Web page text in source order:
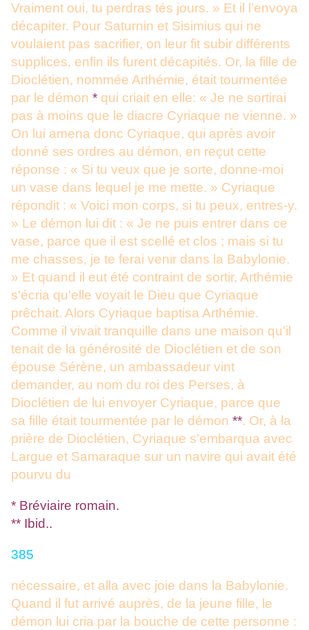
Vraiment oui, tu perdras tés jours. » Et il l’envoya
décapiter. Pour Saturnin et Sisimius qui ne
voulaient pas sacrifier, on leur fit subir différents
supplices, enfin ils furent décapités. Or, la fille de
Dioclétien, nommée Arthémie, était tourmentée
par le démon * qui criait en elle: « Je ne sortirai
pas à moins que le diacre Cyriaque ne vienne. »
On lui amena donc Cyriaque, qui après avoir
donné ses ordres au démon, en reçut cette
réponse : « Si tu veux que je sorte, donne-moi
un vase dans lequel je me mette. » Cyriaque
répondit : « Voici mon corps, si tu peux, entres-y.
» Le démon lui dit : « Je ne puis entrer dans ce
vase, parce que il est scellé et clos ; mais si tu
me chasses, je te ferai venir dans la Babylonie.
» Et quand il eut été contraint de sortir, Arthémie
s'écria qu'elle voyait le Dieu que Cyriaque
prêchait. Alors Cyriaque baptisa Arthémie.
Comme il vivait tranquille dans une maison qu'il
tenait de la générosité de Dioclétien et de son
épouse Sérène, un ambassadeur vint
demander, au nom du roi des Perses, à
Dioclétien de lui envoyer Cyriaque, parce que
sa fille était tourmentée par le démon **. Or, à la
prière de Dioclétien, Cyriaque s'embarqua avec
Largue et Samaraque sur un navire qui avait été
pourvu du
* Bréviaire romain.
** Ibid..
385
nécessaire, et alla avec joie dans la Babylonie.
Quand il fut arrivé auprès, de la jeune fille, le
démon lui cria par la bouche de cette personne :